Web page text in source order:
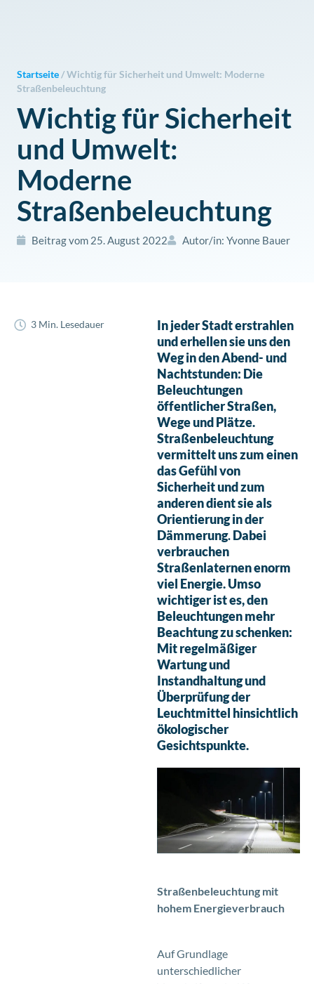
Startseite /Wichtig für Sicherheit und Umwelt: Moderne
Straßenbeleuchtung
Wichtig für Sicherheit
und Umwelt:
Moderne
Straßenbeleuchtung
Beitrag vom 25. August 2022 Autor/in: Yvonne Bauer
3 Min. Lesedauer
In jeder Stadt erstrahlen
und erhellen sie uns den
Weg in den Abend- und
Nachtstunden: Die
Beleuchtungen
öffentlicher Straßen,
Wege und Plätze.
Straßenbeleuchtung
vermittelt uns zum einen
das Gefühl von
Sicherheit und zum
anderen dient sie als
Orientierung in der
Dämmerung.Dabei
verbrauchen
Straßenlaternen enorm
viel Energie. Umso
wichtiger ist es, den
Beleuchtungen mehr
Beachtung zu schenken:
Mit regelmäßiger
Wartung und
Instandhaltung und
Überprüfung der
Leuchtmittel hinsichtlich
ökologischer
Gesichtspunkte.
Straßenbeleuchtung mit
hohem Energieverbrauch
Auf Grundlage
unterschiedlicher